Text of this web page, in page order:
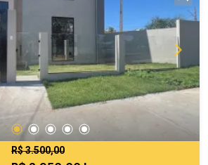
do valor do aluguel. Para mais
FCI, acesse o menu LOCAÇÃO
o seu novo lar É AGORA!
sinta-se em casa!
R$ 3.500,00